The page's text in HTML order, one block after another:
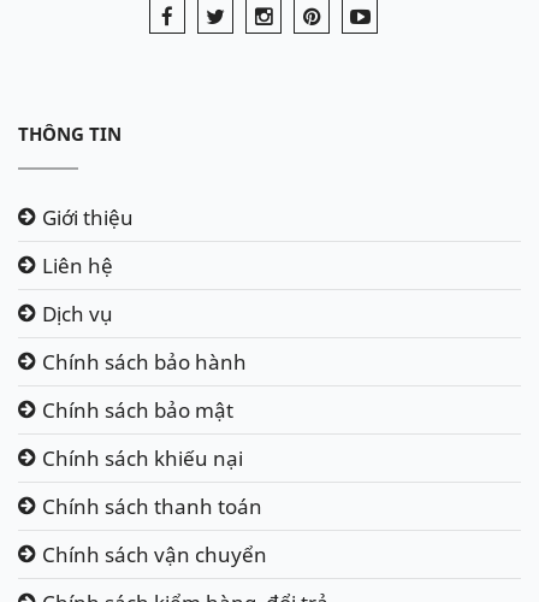
THÔNG TIN
Giới thiệu
Liên hệ
Dịch vụ
Chính sách bảo hành
Chính sách bảo mật
Chính sách khiếu nại
Chính sách thanh toán
Chính sách vận chuyển